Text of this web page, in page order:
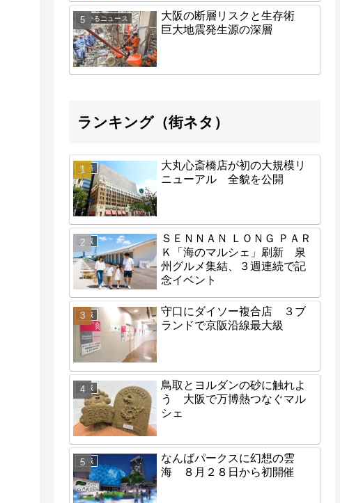
わかるニュース
大阪の断層リスクと生存術
巨大地震発生源の深層
ランキング（街ネタ）
経済
大丸心斎橋店が初の大規模リ
ニューアル 全貌を公開
地域
ＳＥＮＮＡＮ ＬＯＮＧ ＰＡＲ
Ｋ「海のマルシェ」刷新 泉
州グルメ集結、３週連続で記
念イベント
地域
守口にダイソー複合店 ３ブ
ランドで京阪沿線最大級
地域
鳥取とヨルダンの砂に触れよ
う 大阪で万博熱つなぐマル
シェ
地域
なんばパークスに幻想の雲
海 ８月２８日から初開催